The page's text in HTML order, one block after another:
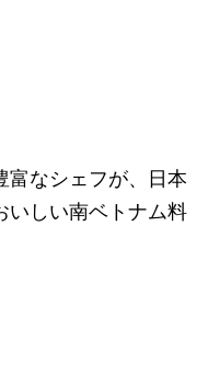
富なシェフが、日本
いしい南ベトナム料